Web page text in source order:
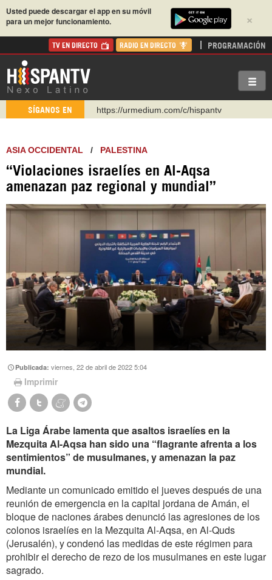
×
Usted puede descargar el app en su móvil
para un mejor funcionamiento.
TV EN DIRECTO RADIO EN DIRECTO PROGRAMACIÓN
SÍGANOS EN
https://urmedium.com/c/hispantv
Instagram como: hispan_tv
https://www.facebook.com/Nexolatino.Canal
https://www.youtube.com/@nexo_latino
ASIA OCCIDENTAL / PALESTINA
“Violaciones israelíes en Al-Aqsa
amenazan paz regional y mundial”
Publicada:viernes, 22 de abril de 2022 5:04
Imprimir
La Liga Árabe lamenta que asaltos israelíes en la
Mezquita Al-Aqsa han sido una “flagrante afrenta a los
sentimientos” de musulmanes, y amenazan la paz
mundial.
Mediante un comunicado emitido el jueves después de una
reunión de emergencia en la capital jordana de Amán, el
bloque de naciones árabes denunció las agresiones de los
colonos israelíes en la Mezquita Al-Aqsa, en Al-Quds
(Jerusalén), y condenó las medidas de este régimen para
prohibir el derecho de rezo de los musulmanes en este lugar
sagrado.